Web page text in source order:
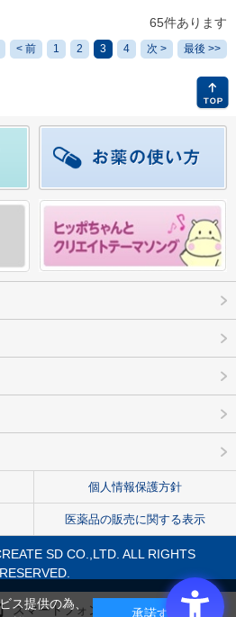
65件あります
< 前 1 2 3 4 次 > 最後 >>
個人情報保護方針
医薬品の販売に関する表示
SD CO.,LTD. ALL RIGHTS
RESERVED.
スマートフォン PC
ス提供の為、
承諾する